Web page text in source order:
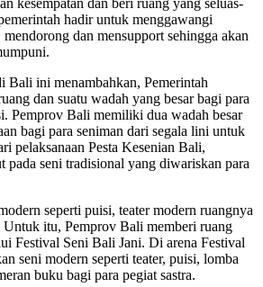
kesempatan dan beri ruang yang seluas-
hadir untuk menggawangi
dan mensupport sehingga akan
Bali ini menambahkan, Pemerintah
dan suatu wadah yang besar bagi para
Pemprov Bali memiliki dua wadah besar
bagi para seniman dari segala lini untuk
pelaksanaan Pesta Kesenian Bali,
pada seni tradisional yang diwariskan para
seperti puisi, teater modern ruangnya
Untuk itu, Pemprov Bali memberi ruang
Festival Seni Bali Jani. Di arena Festival
seni modern seperti teater, puisi, lomba
buku bagi para pegiat sastra.